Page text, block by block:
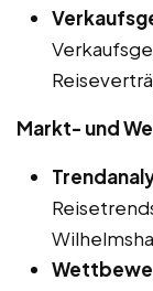
Markt- und